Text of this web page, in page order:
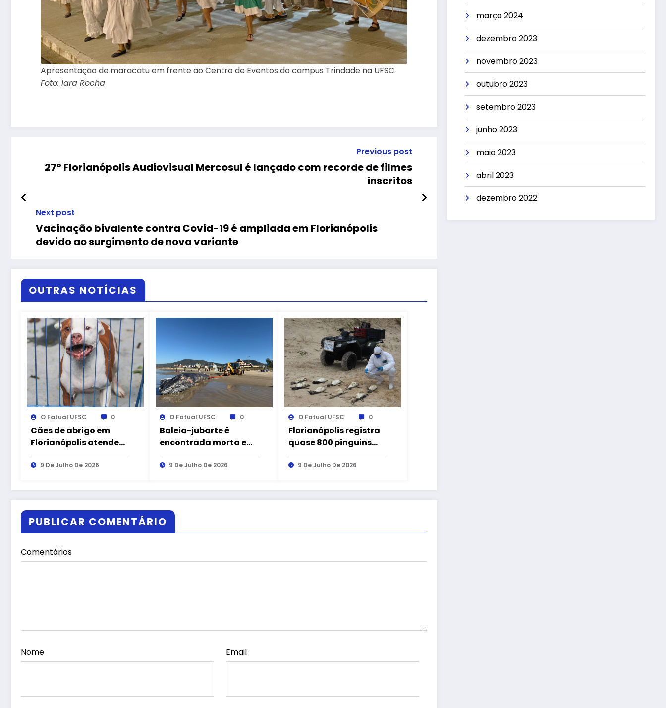
Apresentação de maracatu em frente ao Centro de Eventos do campus Trindade na UFSC.
Foto: Iara Rocha
Previous post
27º Florianópolis Audiovisual Mercosul é lançado com recorde de filmes
inscritos
Next post
Vacinação bivalente contra Covid-19 é ampliada em Florianópolis
devido ao surgimento de nova variante
OUTRAS NOTÍCIAS
O Fatual UFSC 0
Cães de abrigo em
Florianópolis atendem
escola de
ressocialização
9 De Julho De 2026
O Fatual UFSC 0
Baleia-jubarte é
encontrada morta em
praia de Imbituba, SC
9 De Julho De 2026
O Fatual UFSC 0
Florianópolis registra
quase 800 pinguins
mortos na temporada
de 2026
9 De Julho De 2026
PUBLICAR COMENTÁRIO
Comentários
Nome Email
março 2024
dezembro 2023
novembro 2023
outubro 2023
setembro 2023
junho 2023
maio 2023
abril 2023
dezembro 2022